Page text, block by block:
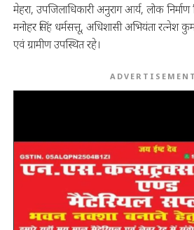
मेहरा, उपजिलाधिकारी अनुराग आर्य, लोक
मनोहर सिंह धर्मसत्तू, अधिशासी अभियंता रत्नेश
एवं ग्रामीण उपस्थित रहे।